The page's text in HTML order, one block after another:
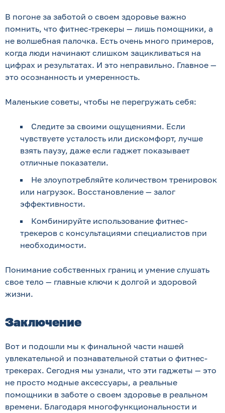
В погоне за заботой о своем здоровье важно
помнить, что фитнес-трекеры — лишь помощники, а
не волшебная палочка. Есть очень много примеров,
когда люди начинают слишком зацикливаться на
цифрах и результатах. И это неправильно. Главное —
это осознанность и умеренность.
Маленькие советы, чтобы не перегружать себя:
Следите за своими ощущениями. Если
чувствуете усталость или дискомфорт, лучше
взять паузу, даже если гаджет показывает
отличные показатели.
Не злоупотребляйте количеством тренировок
или нагрузок. Восстановление — залог
эффективности.
Комбинируйте использование фитнес-
трекеров с консультациями специалистов при
необходимости.
Понимание собственных границ и умение слушать
свое тело — главные ключи к долгой и здоровой
жизни.
Заключение
Вот и подошли мы к финальной части нашей
увлекательной и познавательной статьи о фитнес-
трекерах. Сегодня мы узнали, что эти гаджеты — это
не просто модные аксессуары, а реальные
помощники в заботе о своем здоровье в реальном
времени. Благодаря многофункциональности и